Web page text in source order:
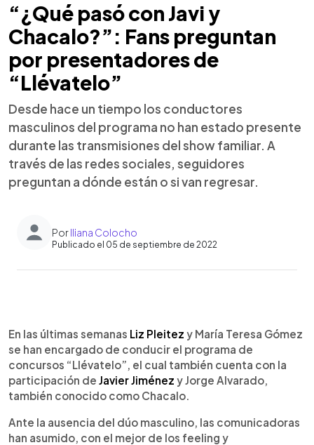
“¿Qué pasó con Javi y
Chacalo?”: Fans preguntan
por presentadores de
“Llévatelo”
Desde hace un tiempo los conductores
masculinos del programa no han estado presente
durante las transmisiones del show familiar. A
través de las redes sociales, seguidores
preguntan a dónde están o si van regresar.
PorIliana Colocho
Publicado el 05 de septiembre de 2022
► Escuchar artículo
En las últimas semanas Liz Pleitez y María Teresa Gómez
se han encargado de conducir el programa de
concursos “Llévatelo”, el cual también cuenta con la
participación de Javier Jiménez y Jorge Alvarado,
también conocido como Chacalo.
Ante la ausencia del dúo masculino, las comunicadoras
han asumido, con el mejor de los feeling y